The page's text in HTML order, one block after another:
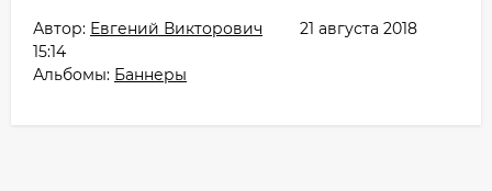
Автор: Евгений Викторович
21 августа 2018
15:14
Альбомы: Баннеры